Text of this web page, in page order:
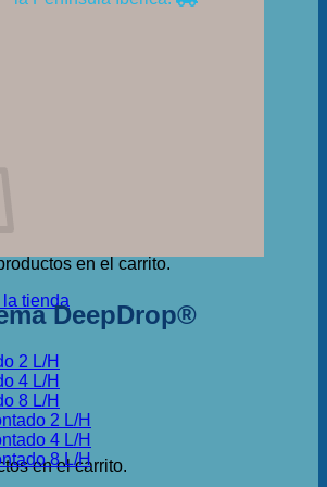
en el carrito.
tienda
en el carrito.
DeepDrop®
2 L/H
4 L/H
8 L/H
2 L/H
4 L/H
8 L/H